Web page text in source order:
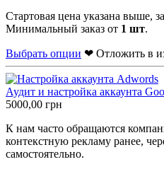
Стартовая цена указана выше, за
Минимальный заказ от 1 шт.
Выбрать опции ❤ Отложить в
Аудит и настройка аккаунта
5000,00 грн
К нам часто обращаются
контекстную рекламу ранее,
самостоятельно.